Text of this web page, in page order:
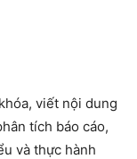
viết nội dung
tích báo cáo,
và thực hành